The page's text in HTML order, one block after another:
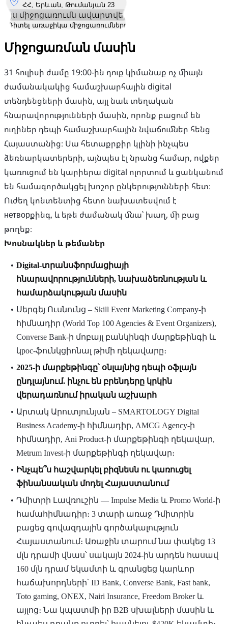
ՀՀ, Երևան, Թումանյան 23
Այս միջոցառումն ավարտվել է
Դիտել առաջիկա միջոցառումները
Միջոցառման մասին
31 հուլիսի ժամը 19:00-ին դուք կիմանաք ոչ միայն
ժամանակակից համաշխարհային digital
տենդենցների մասին, այլ նաև տեղական
հնարավորությունների մասին, որոնք բացում են
ուղիներ դեպի համաշխարհային նվաճումներ հենց
Հայաստանից։ Սա հետաքրքիր կլինի ինչպես
ձեռնարկատերերի, այնպես էլ նրանց համար, ովքեր
կառուցում են կարիերա digital ոլորտում և ցանկանում
են համագործակցել խոշոր ընկերությունների հետ։
Ուժեղ կոնտենտից հետո նախատեսվում է
нетворքինգ, և եթե ժամանակ մնա՝ խաղ, մի բաց
Խոսնակներ և թեմաներ
Digital-տրանսֆորմացիայի
հնարավորությունների, նախաձեռնության և
համարձակության մասին
Սերգեյ Ուսնունց – Skill Event Marketing Company-ի
հիմնադիր (World Top 100 Agencies & Event Organizers),
Converse Bank-ի մոբայլ բանկինգի մարքեթինգի և
կрос-ֆունկցիոնալ թիմի ղեկավարը։
2025-ի մարքեթինգը՝ օնլայնից դեպի օֆլայն
ընդլայնում. ինչու են բրենդերը կրկին
վերադառնում իրական աշխարհ
Արտակ Արուտյունյան – SMARTOLOGY Digital
Business Academy-ի հիմնադիր, AMCG Agency-ի
հիմնադիր, Ani Product-ի մարքեթինգի ղեկավար,
Metrum Invest-ի մարքեթինգի ղեկավար։
Ինչպե՞ս հաշվարկել բիզնեսն ու կառուցել
ֆինանսական մոդել Հայաստանում
Դմիտրի Լավռուշին — Impulse Media և Promo World-ի
համահիմնադիր։ 3 տարի առաջ Դմիտրին
բացեց գովազդային գործակալություն
Հայաստանում։ Առաջին տարում նա փակեց 13
մլն դրամի վնաս՝ սակայն 2024-ին արդեն հասավ
160 մլն դրամ եկամտի և գրանցեց կարևոր
հաճախորդների՝ ID Bank, Converse Bank, Fast bank,
Toto gaming, ONEX, Nairi Insurance, Freedom Broker և
այլոց։ Նա կպատմի իր B2B սխալների մասին և